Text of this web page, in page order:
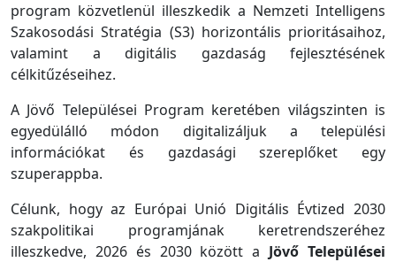
program közvetlenül illeszkedik a Nemzeti Intelligens
Szakosodási Stratégia (S3) horizontális prioritásaihoz,
valamint a digitális gazdaság fejlesztésének
célkitűzéseihez.
A Jövő Települései Program keretében világszinten is
egyedülálló módon digitalizáljuk a települési
információkat és gazdasági szereplőket egy
szuperappba.
Célunk, hogy az Európai Unió Digitális Évtized 2030
szakpolitikai programjának keretrendszeréhez
illeszkedve, 2026 és 2030 között a Jövő Települései